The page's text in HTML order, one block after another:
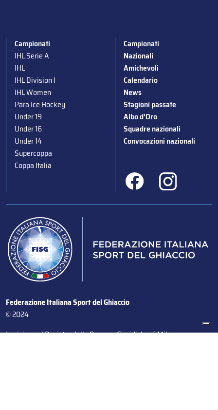
Campionati
IHL Serie A
IHL
IHL Division I
IHL Women
Para Ice Hockey
Under 19
Under 16
Under 14
Supercoppa
Coppa Italia
Campionati
Nazionali
Amichevoli
Calendario
News
Stagioni passate
Albo d’Oro
Squadre nazionali
Convocazioni nazionali
Federazione Italiana Sport del Ghiaccio
© 2024
Iscrizione al Registro delle Persone Giuridiche di Milano